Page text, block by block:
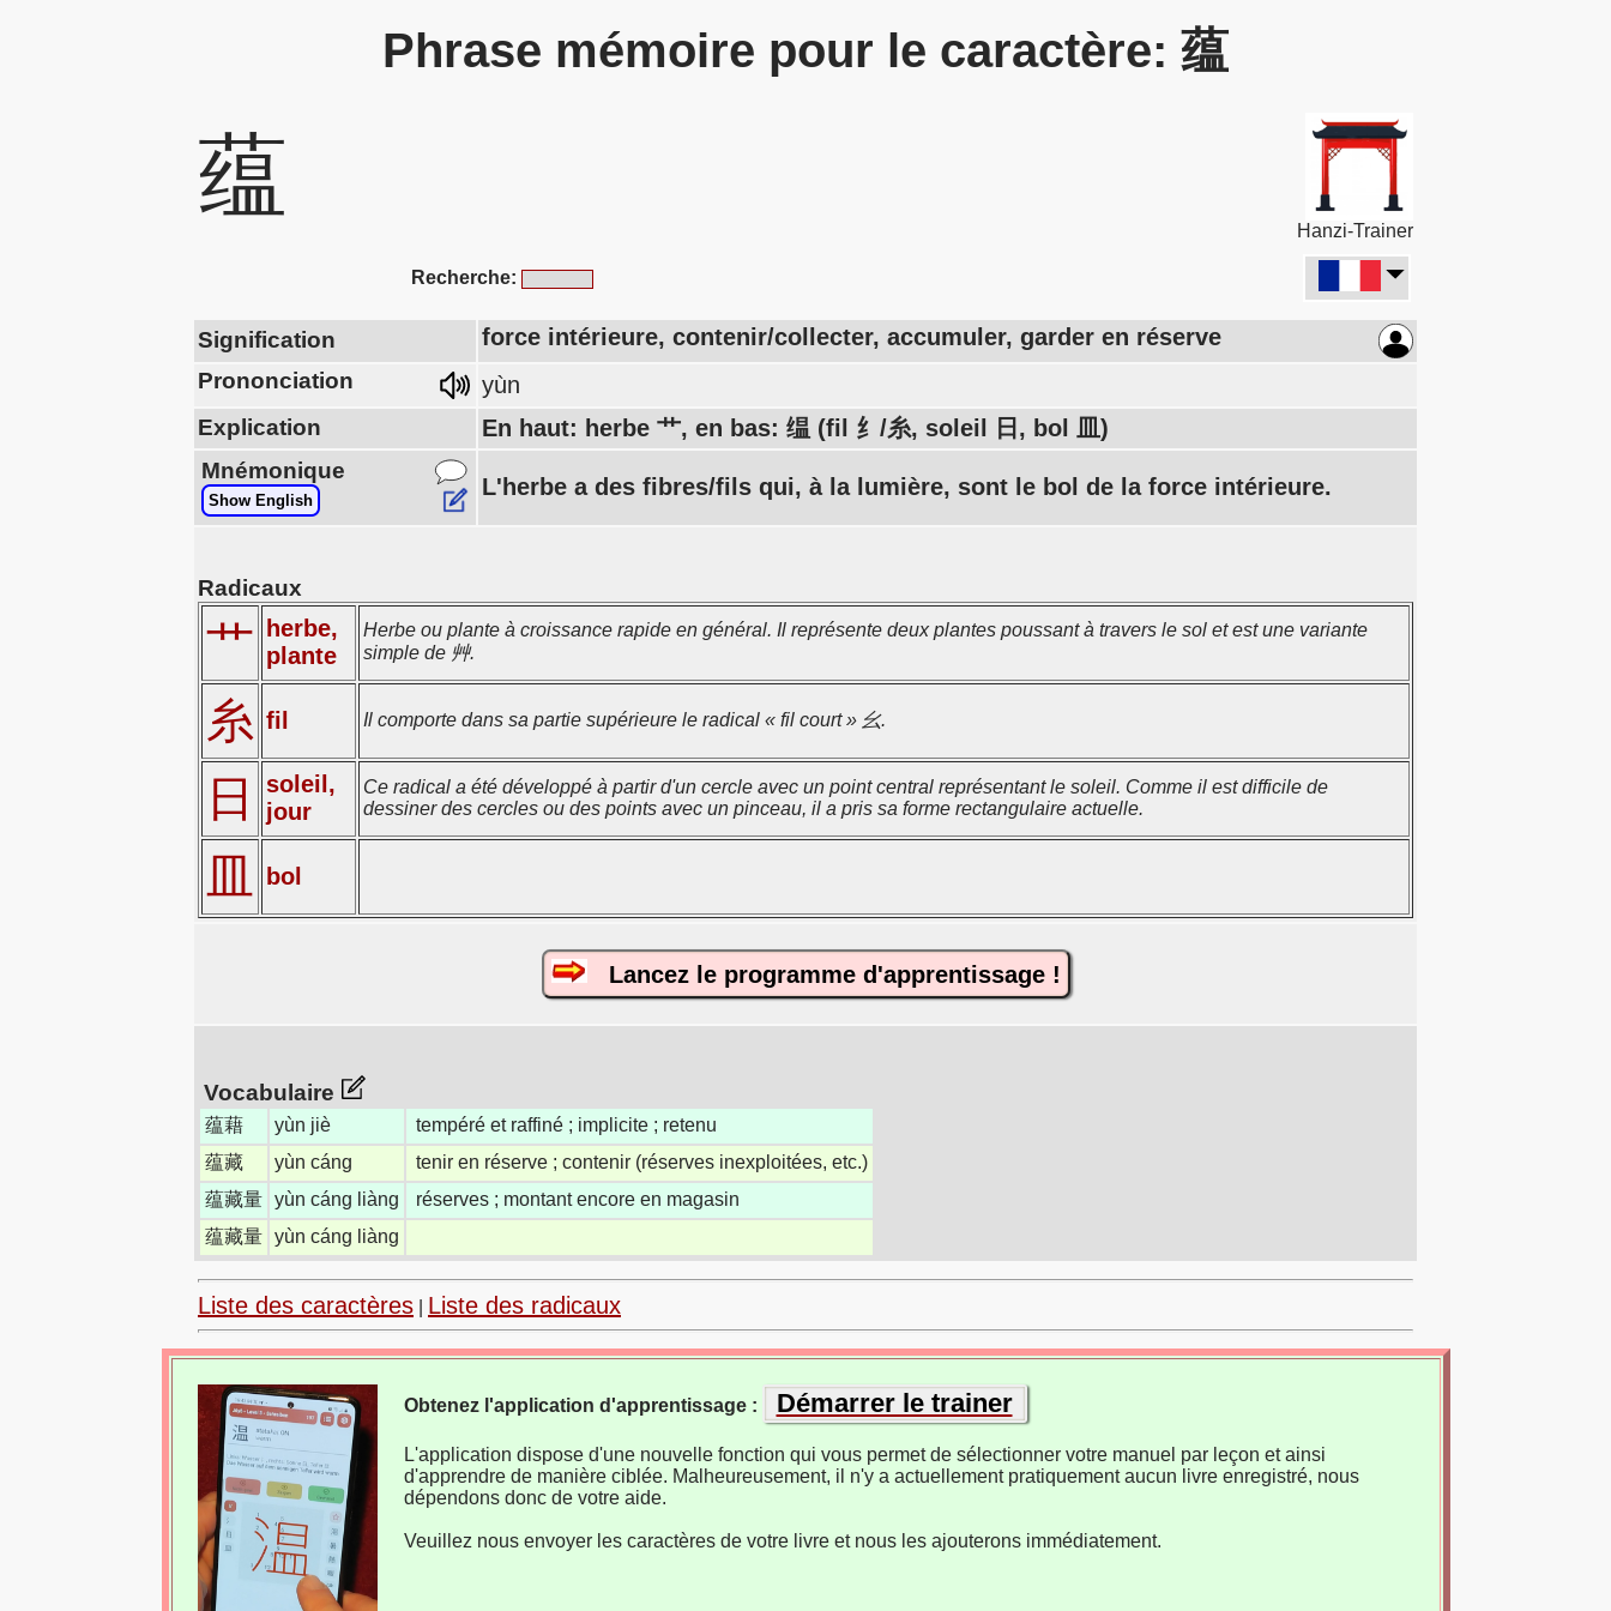
Phrase mémoire pour le caractère: 蕴
蕴
Hanzi-Trainer
Recherche:
Signification force intérieure, contenir/collecter, accumuler, garder en réserve
Prononciation yùn
Explication En haut: herbe 艹, en bas: 缊 (fil 纟/糸, soleil 日, bol 皿)
Mnémonique
Show English
L'herbe a des fibres/fils qui, à la lumière, sont le bol de la force intérieure.
Radicaux
艹
herbe,
plante
Herbe ou plante à croissance rapide en général. Il représente deux plantes poussant à travers le sol et est une variante
simple de 艸.
糸 fil Il comporte dans sa partie supérieure le radical « fil court » 幺.
日
soleil,
jour
Ce radical a été développé à partir d'un cercle avec un point central représentant le soleil. Comme il est difficile de
dessiner des cercles ou des points avec un pinceau, il a pris sa forme rectangulaire actuelle.
皿 bol
Lancez le programme d'apprentissage !
Vocabulaire
蕴藉 yùn jiè
tempéré et raffiné ; implicite ; retenu
蕴藏
yùn cáng
tenir en réserve ; contenir (réserves inexploitées, etc.)
蕴藏量 yùn cáng liàng
réserves ; montant encore en magasin
蕴藏量 yùn cáng liàng
Liste des caractères Liste des radicaux
Obtenez l'application d'apprentissage : Démarrer le trainer
L'application dispose d'une nouvelle fonction qui vous permet de sélectionner votre manuel par leçon et ainsi
d'apprendre de manière ciblée. Malheureusement, il n'y a actuellement pratiquement aucun livre enregistré, nous
dépendons donc de votre aide.
Veuillez nous envoyer les caractères de votre livre et nous les ajouterons immédiatement.